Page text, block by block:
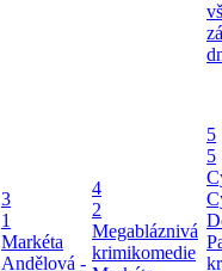
3
1
Markéta
Andělová -
4
2
Megabláznivá
krimikomedie
5
5